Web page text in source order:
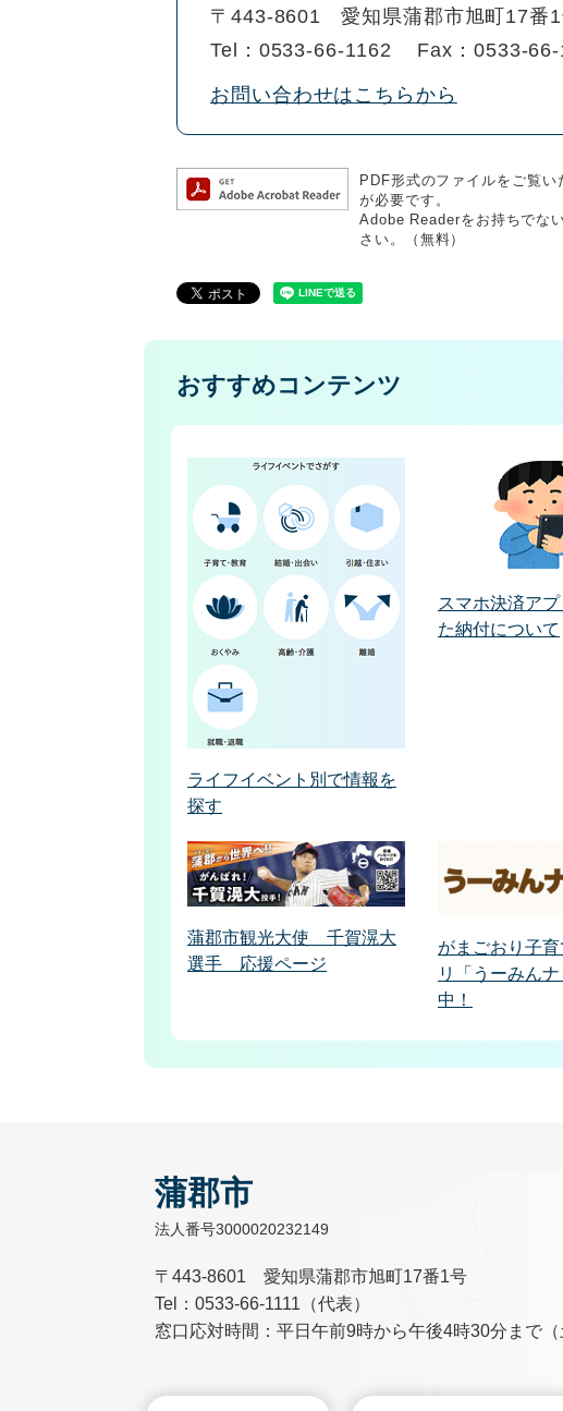
〒443-8601
愛知県蒲郡市旭町17番
Tel：0533-66-1162
Fax：0533-
お問い合わせはこちらから
PDF形式のファイルをご覧
が必要です。
Adobe Readerをお持ちでな
さい。（無料）
おすすめコンテンツ
ライフイベント別で情報を
探す
スマホ決済ア
た納付について
蒲郡市観光大使 千賀滉大
選手 応援ページ
がまごおり子
リ「うーみん
中！
蒲郡市
法人番号3000020232149
〒443-8601 愛知県蒲郡市旭町17番1号
Tel：0533-66-1111（代表）
窓口応対時間：平日午前9時から午後4時30分まで（